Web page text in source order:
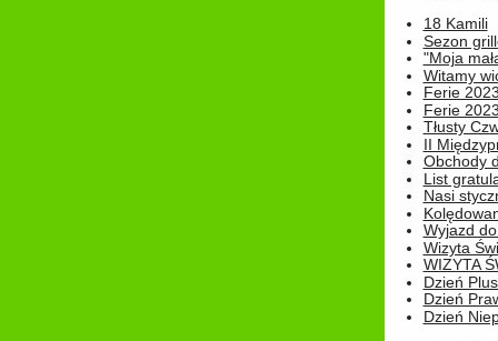
18 Kamili
Sezon
"Moja
Witamy
Ferie
Ferie
Tłusty
II
Obchody
List
Nasi
Wyjazd
Wizyta
WIZYTA
Dzień
Dzień
Dzień